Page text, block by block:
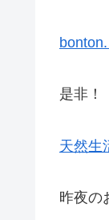
是非
天然
昨夜の